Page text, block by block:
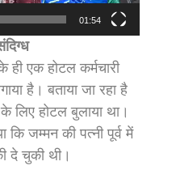
01:54
एक होटल कर्मचारी
है। बताया जा रहा है
लिए होटल बुलाया था।
कि जम्मन की पत्नी पूर्व में
दे चुकी थी।